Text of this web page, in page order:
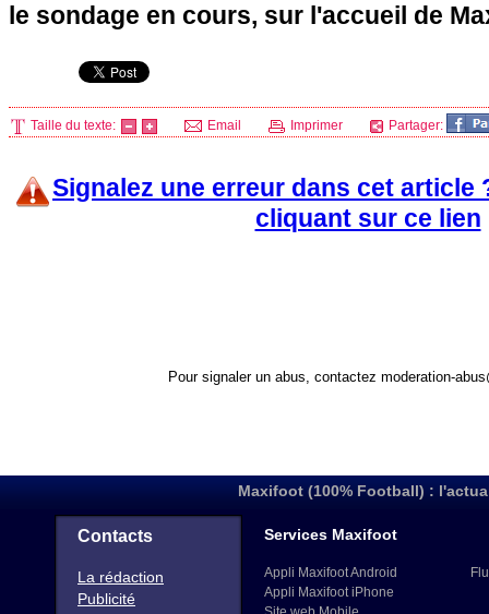
le sondage en cours, sur l'accueil de
Taille du texte: Email Imprimer Partager:
Signalez une erreur dans cet article
cliquant sur ce lien
Pour signaler un abus, contactez moderation-
Maxifoot (100% Football) :
Contacts
La rédaction
Publicité
Services Maxifoot
Appli Maxifoot Android
Appli Maxifoot iPhone